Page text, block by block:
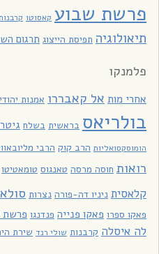
פרשת שבוע קאסוטו
תיאולוגיה תפיסת הייצוג תרגום
פלמנקו
אחרי מות אל קאבררו אמנות
בולריאס בראשית בשלח
הומוסקסואליות הרב קוק הרבי
רואות חוסה מרסה טאנגוס טומאטיטו
קלאסית ניניו דה-פורה נצרות
פאקו ספרו פאקו פנייה פנדנגו פרשת
לה איסלה קרבנות שולי רנד שירת